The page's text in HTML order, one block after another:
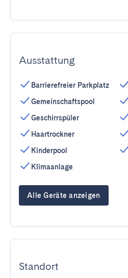
Ausstattung
Barrierefreier Parkplatz
Gemeinschaftspool
Geschirrspüler
Haartrockner
Kinderpool
Klimaanlage
Alle Geräte anzeigen
Standort